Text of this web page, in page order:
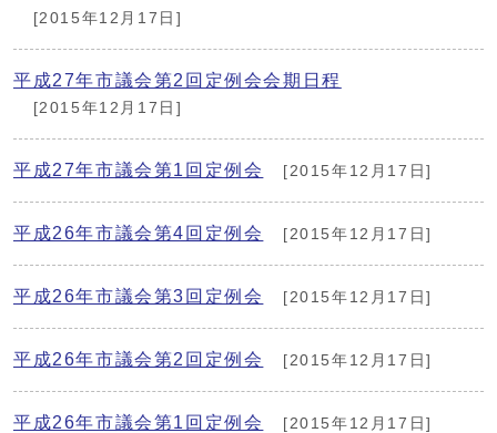
[2015年12月17日]
平成27年市議会第2回定例会会期日程
[2015年12月17日]
平成27年市議会第1回定例会 [2015年12月17日]
平成26年市議会第4回定例会 [2015年12月17日]
平成26年市議会第3回定例会 [2015年12月17日]
平成26年市議会第2回定例会 [2015年12月17日]
平成26年市議会第1回定例会 [2015年12月17日]